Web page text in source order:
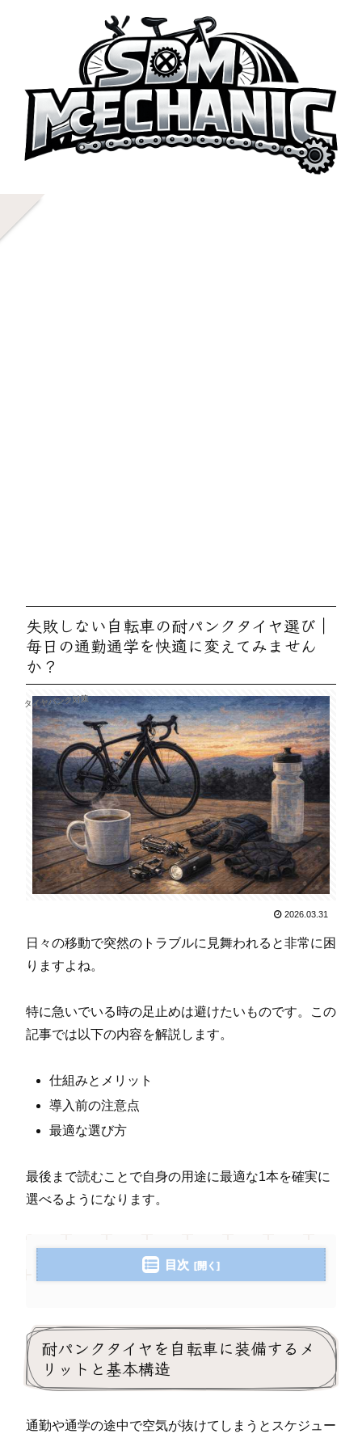
失敗しない自転車の耐パンクタイヤ選び｜
毎日の通勤通学を快適に変えてみません
か？
タイヤパンク対策
2026.03.31
日々の移動で突然のトラブルに見舞われると非常に困
りますよね。
特に急いでいる時の足止めは避けたいものです。この
記事では以下の内容を解説します。
仕組みとメリット
導入前の注意点
最適な選び方
最後まで読むことで自身の用途に最適な1本を確実に
選べるようになります。
目次
耐パンクタイヤを自転車に装備するメ
リットと基本構造
通勤や通学の途中で空気が抜けてしまうとスケジュー